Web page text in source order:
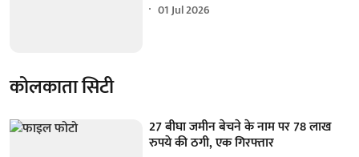
01 Jul 2026
कोलकाता सिटी
27 बीघा जमीन बेचने के नाम पर 78 लाख
रुपये की ठगी, एक गिरफ्तार